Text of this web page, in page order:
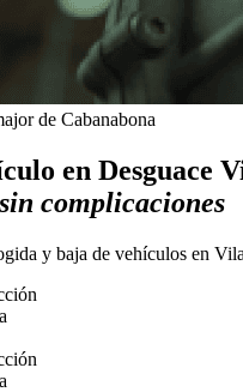
de Cabanabona
en Desguace
complicaciones
y baja de vehículos en